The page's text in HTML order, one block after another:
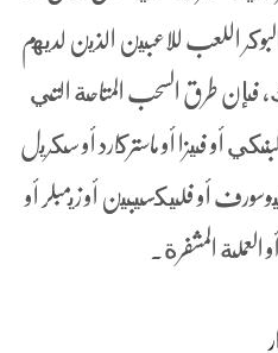
اللعب للاعبين الذين لديهم
فإن طرق السحب المتاحة التي
أو فيزا أو ماستركارد أو سكريل
أو فليكسيبين أو زيمبلر أو
المشفرة.